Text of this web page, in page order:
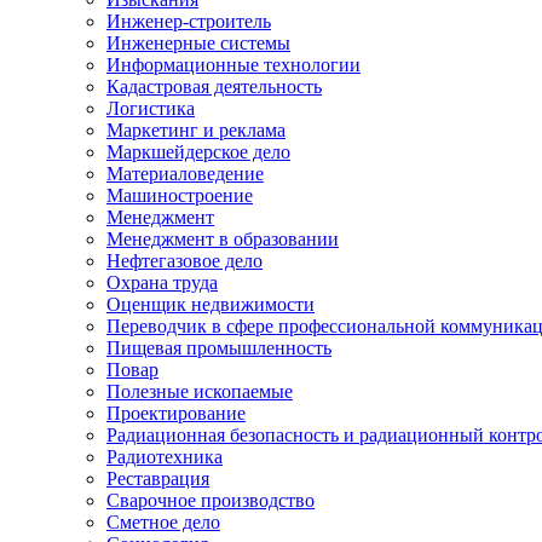
Инженер-строитель
Инженерные системы
Информационные технологии
Кадастровая деятельность
Логистика
Маркетинг и реклама
Маркшейдерское дело
Материаловедение
Машиностроение
Менеджмент
Менеджмент в образовании
Нефтегазовое дело
Охрана труда
Оценщик недвижимости
Переводчик в сфере профессиональной
Пищевая промышленность
Повар
Полезные ископаемые
Проектирование
Радиационная безопасность и радиационный
Радиотехника
Реставрация
Сварочное производство
Сметное дело